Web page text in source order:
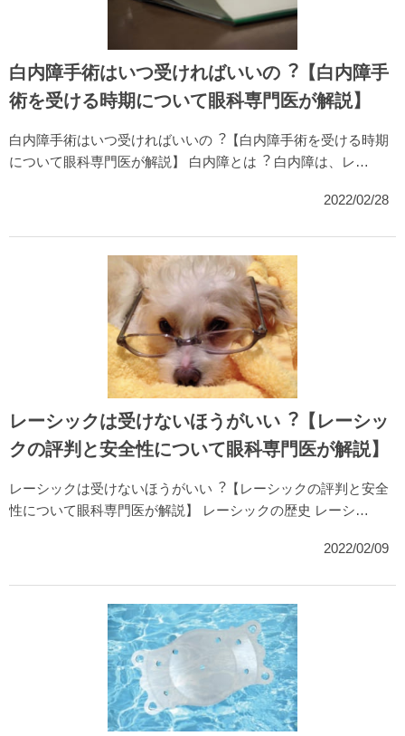
白内障手術はいつ受ければいいの︖【白内障手
術を受ける時期について眼科専門医が解説】
白内障手術はいつ受ければいいの︖【白内障手術を受ける時期
について眼科専門医が解説】 白内障とは︖ 白内障は、レ…
2022/02/28
レーシックは受けないほうがいい︖【レーシッ
クの評判と安全性について眼科専門医が解説】
レーシックは受けないほうがいい︖【レーシックの評判と安全
性について眼科専門医が解説】 レーシックの歴史 レーシ…
2022/02/09